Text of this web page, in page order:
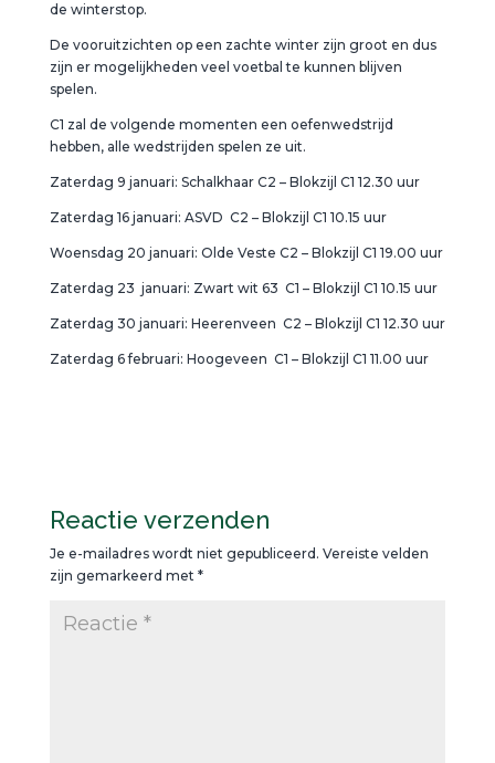
de winterstop.
De vooruitzichten op een zachte winter zijn groot en dus
zijn er mogelijkheden veel voetbal te kunnen blijven
spelen.
C1 zal de volgende momenten een oefenwedstrijd
hebben, alle wedstrijden spelen ze uit.
Zaterdag 9 januari: Schalkhaar C2 – Blokzijl C1 12.30 uur
Zaterdag 16 januari: ASVD C2 – Blokzijl C1 10.15 uur
Woensdag 20 januari: Olde Veste C2 – Blokzijl C1 19.00 uur
Zaterdag 23 januari: Zwart wit 63 C1 – Blokzijl C1 10.15 uur
Zaterdag 30 januari: Heerenveen C2 – Blokzijl C1 12.30 uur
Zaterdag 6 februari: Hoogeveen C1 – Blokzijl C1 11.00 uur
Reactie verzenden
Je e-mailadres wordt niet gepubliceerd. Vereiste velden
zijn gemarkeerd met *